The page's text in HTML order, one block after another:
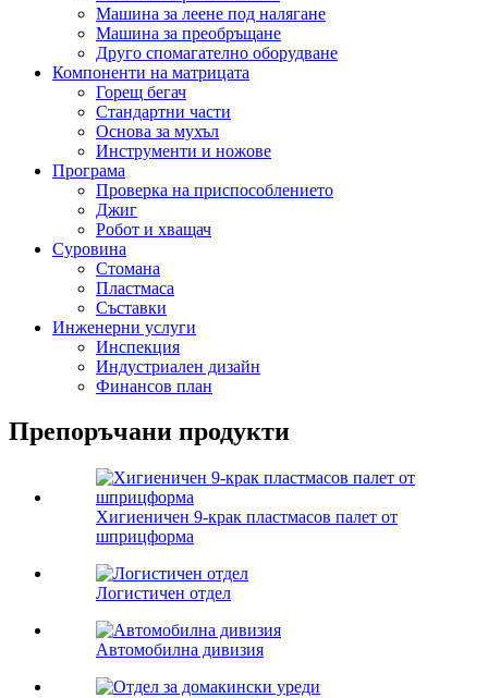
Машина за леене под налягане
Машина за преобръщане
Друго спомагателно оборудване
Компоненти на матрицата
Горещ бегач
Стандартни части
Основа за мухъл
Инструменти и ножове
Програма
Проверка на приспособлението
Джиг
Робот и хващач
Суровина
Стомана
Пластмаса
Съставки
Инженерни услуги
Инспекция
Индустриален дизайн
Финансов план
Препоръчани продукти
Хигиеничен 9-крак пластмасов палет от
шприцформа
Логистичен отдел
Автомобилна дивизия